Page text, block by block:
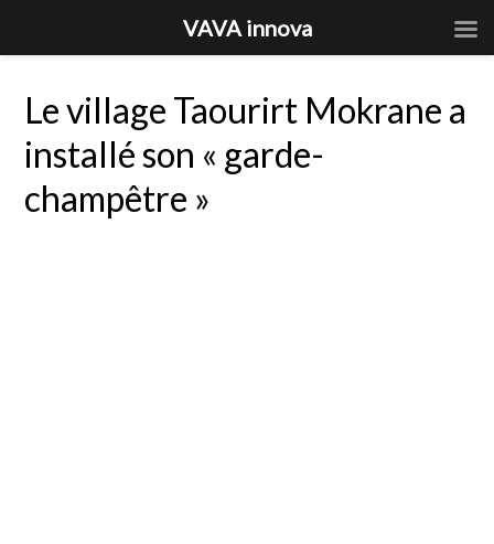
Le village Taourirt Mokrane a
installé son « garde-
champêtre »
VAVA innova